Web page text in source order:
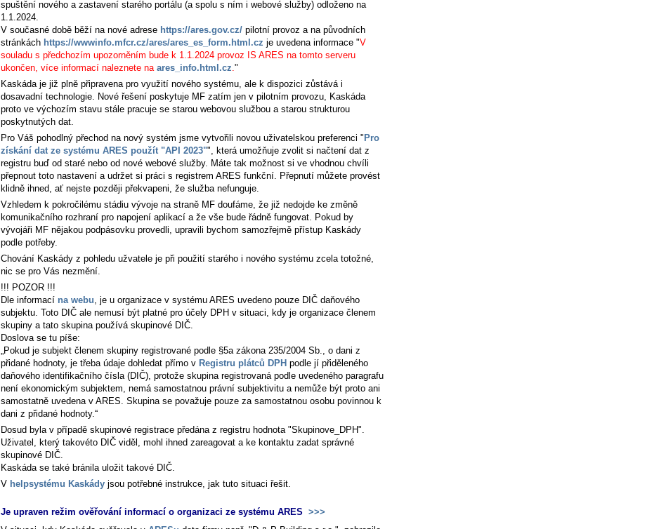
spuštění nového a zastavení starého portálu (a spolu s ním i webové služby) odloženo na
1.1.2024.
V současné době běží na nové adrese https://ares.gov.cz/ pilotní provoz a na původních
stránkách https://wwwinfo.mfcr.cz/ares/ares_es_form.html.cz je uvedena informace "V
souladu s předchozím upozorněním bude k 1.1.2024 provoz IS ARES na tomto serveru
ukončen, více informací naleznete na ares_info.html.cz "
Kaskáda je již plně připravena pro využití nového systému, ale k dispozici zůstává i
dosavadní technologie. Nové řešení poskytuje MF zatím jen v pilotním provozu, Kaskáda
proto ve výchozím stavu stále pracuje se starou webovou službou a starou strukturou
poskytnutých dat.
Pro Váš pohodlný přechod na nový systém jsme vytvořili novou uživatelskou preferenci " Pro
získání dat ze systému ARES použít "API 2023"", která umožňuje zvolit si načtení dat z
registru buď od staré nebo od nové webové služby. Máte tak možnost si ve vhodnou chvíli
přepnout toto nastavení a udržet si práci s registrem ARES funkční. Přepnutí můžete provést
klidně ihned, ať nejste později překvapeni, že služba nefunguje.
Vzhledem k pokročilému stádiu vývoje na straně MF doufáme, že již nedojde ke změně
komunikačního rozhraní pro napojení aplikací a že vše bude řádně fungovat. Pokud by
vývojáři MF nějakou podpásovku provedli, upravili bychom samozřejmě přístup Kaskády
podle potřeby.
Chování Kaskády z pohledu užvatele je při použití starého i nového systému zcela totožné,
nic se pro Vás nezmění.
!!! POZOR !!!
Dle informací na webu , je u organizace v systému ARES uvedeno pouze DIČ daňového
subjektu. Toto DIČ ale nemusí být platné pro účely DPH v situaci, kdy je organizace členem
skupiny a tato skupina používá skupinové DIČ.
Doslova se tu píše:
Pokud je subjekt členem skupiny registrované podle §5a zákona 235/2004 Sb., o dani z
přidané hodnoty, je třeba údaje dohledat přímo v Registru plátců DPH podle jí přiděleného
daňového identifikačního čísla (DIČ), protože skupina registrovaná podle uvedeného paragrafu
není ekonomickým subjektem, nemá samostatnou právní subjektivitu a nemůže být proto ani
samostatně uvedena v ARES. Skupina se považuje pouze za samostatnou osobu povinnou k
dani z přidané hodnoty.
Dosud byla v případě skupinové registrace předána z registru hodnota "Skupinove_DPH".
Uživatel, který takovéto DIČ viděl, mohl ihned zareagovat a ke kontaktu zadat správné
skupinové DIČ.
Kaskáda se také bránila uložit takové DIČ.
V helpsystému Kaskády jsou potřebné instrukce, jak tuto situaci řešit.
Je upraven režim ověřování informací o organizaci ze systému ARES >>>